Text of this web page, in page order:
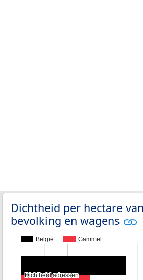
Dichtheid per hectare
bevolking en wagens
België Gammel
Dichtheid adressen
Dichtheid adressen